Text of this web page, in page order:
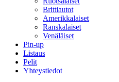
Brittiautot
Amerikkalaiset
Ranskalaiset
Venäläiset
Pin-up
Listaus
Pelit
Yhteystiedot